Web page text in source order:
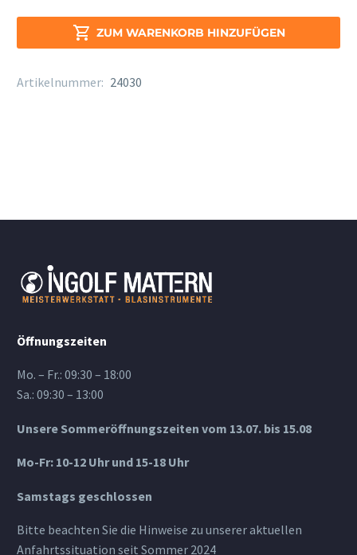
Sax.
3
 ZUM WARENKORB HINZUFÜGEN
Artikelnummer: 24030
Öffnungszeiten
Mo. – Fr.: 09:30 – 18:00
Sa.: 09:30 – 13:00
Unsere Sommeröffnungszeiten vom 13.07. bis 15.08
Mo-Fr: 10-12 Uhr und 15-18 Uhr
Samstags geschlossen
Bitte beachten Sie die Hinweise zu unserer aktuellen
Anfahrtssituation seit Sommer 2024